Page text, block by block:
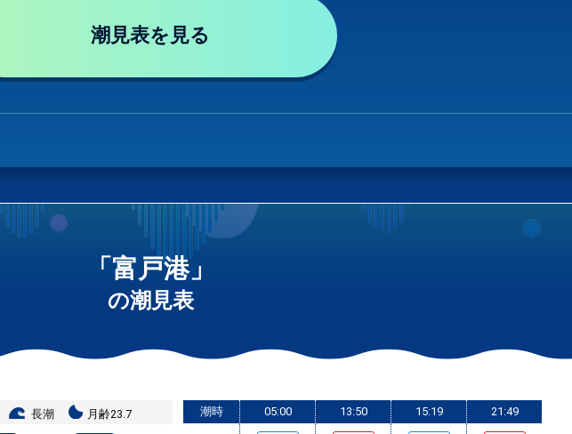
潮見表を見る
「富戸港」
の潮見表
長潮 月齢23.7 潮時 05:00 13:50 15:19 21:49